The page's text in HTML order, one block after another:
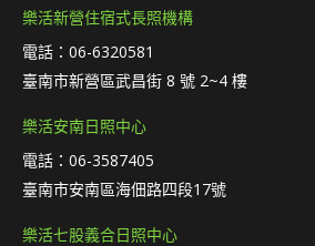
樂活新營住宿式長照機構
電話：06-6320581
臺南市新營區武昌街 8 號 2~4 樓
樂活安南日照中心
電話：06-3587405
臺南市安南區海佃路四段17號
樂活七股義合日照中心